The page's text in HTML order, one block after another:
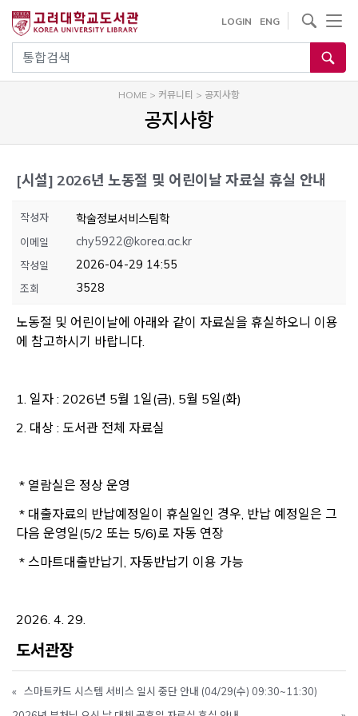
건
기
통합검색
LOGIN ENG
사이트내 검색
HOME > 커뮤니티 > 공지사항
공지사항
[시설]2026년 노동절 및 어린이날 자료실 휴실 안내
작성자 학술정보서비스팀학
이메일 chy5922@korea.ac.kr
작성일 2026-04-29 14:55
조회 3528
노동절 및 어린이날에 아래와 같이 자료실을 휴실하오니 이용
에 참고하시기 바랍니다.
1. 일자 : 2026년 5월 1일(금), 5월 5일(화)
2. 대상 : 도서관 전체 자료실
* 열람실은 정상 운영
* 대출자료의 반납예정일이 휴실일인 경우, 반납 예정일은 그
다음 운영일(5/2 또는 5/6)로 자동 연장
* 스마트대출반납기, 자동반납기 이용 가능
2026. 4. 29.
도서관장
« 스마트카드 시스템 서비스 일시 중단 안내 (04/29(수) 09:30~11:30)